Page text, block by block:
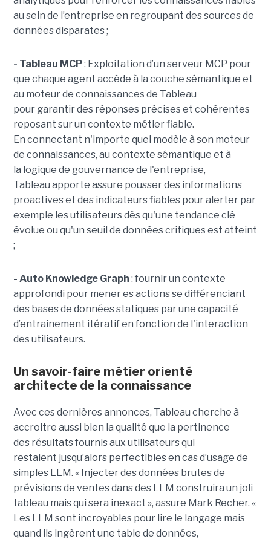
au sein de l’entreprise en regroupant des sources de
données disparates ;
- Tableau MCP: Exploitation d’un serveur MCP pour
que chaque agent accède à la couche sémantique et
au moteur de connaissances de Tableau
pour garantir des réponses précises et cohérentes
reposant sur un contexte métier fiable.
En connectant n'importe quel modèle à son moteur
de connaissances, au contexte sémantique et à
la logique de gouvernance de l'entreprise,
Tableau apporte assure pousser des informations
proactives et des indicateurs fiables pour alerter par
exemple les utilisateurs dès qu'une tendance clé
évolue ou qu'un seuil de données critiques est atteint
;
- Auto Knowledge Graph : fournir un contexte
approfondi pour mener es actions se différenciant
des bases de données statiques par une capacité
d’entrainement itératif en fonction de l'interaction
des utilisateurs.
Un savoir-faire métier orienté
architecte de la connaissance
Avec ces dernières annonces, Tableau cherche à
accroitre aussi bien la qualité que la pertinence
desrésultats fournis aux utilisateurs qui
restaient jusqu’alors perfectiblesen cas d’usage de
simples LLM. « Injecterdes données brutes de
prévisions de ventes dans des LLM construira un joli
tableau mais qui sera inexact », assure Mark Recher. «
Les LLM sont incroyables pour lire le langage mais
quand ils ingèrent une table de données,